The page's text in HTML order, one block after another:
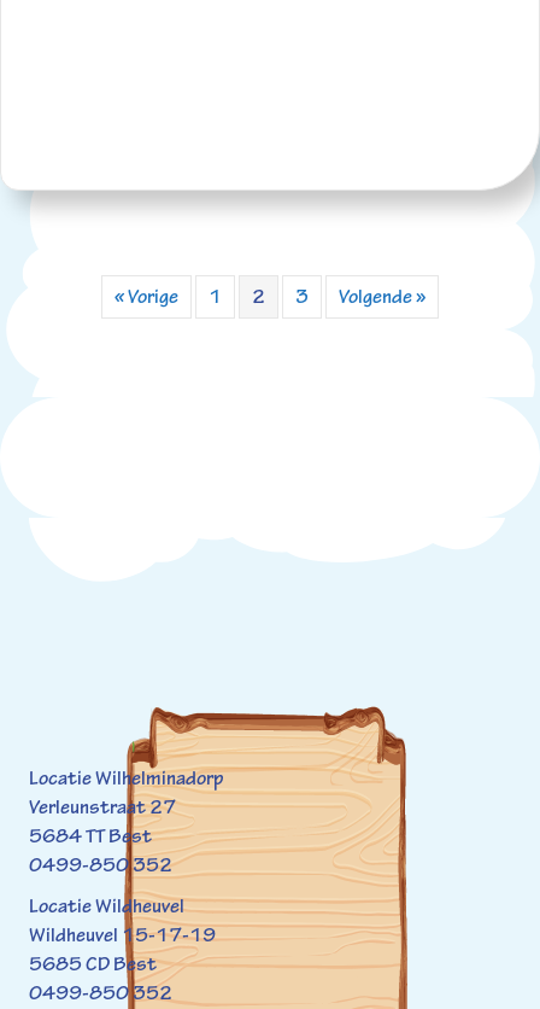
« Vorige 1 2 3 Volgende »
Locatie Wilhelminadorp
Verleunstraat 27
5684 TT Best
0499-850 352
Locatie Wildheuvel
Wildheuvel 15-17-19
5685 CD Best
0499-850 352